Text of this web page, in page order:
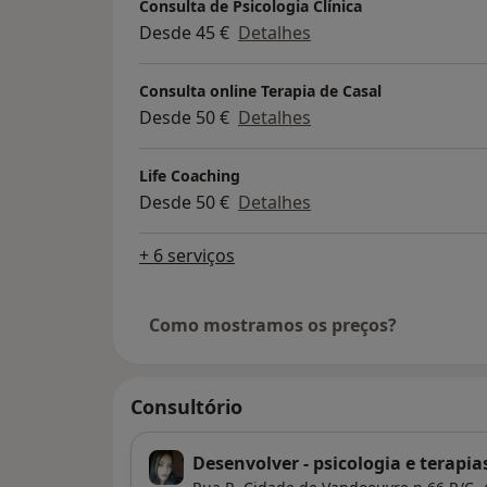
Consulta de Psicologia Clínica
Desde 45 € Detalhes
Consulta online Terapia de Casal
Desde 50 € Detalhes
Life Coaching
Desde 50 € Detalhes
+ 6 serviços
Como mostramos os preços?
Consultório
Desenvolver - psicologia e